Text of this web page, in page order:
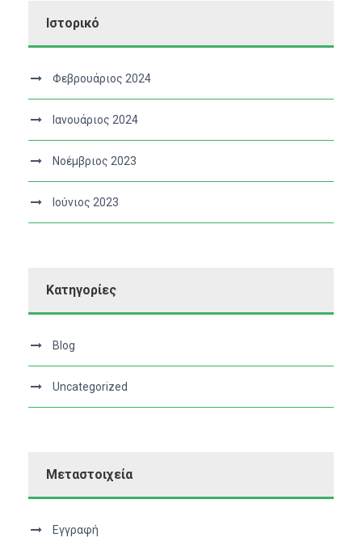
Ιστορικό
Φεβρουάριος 2024
Ιανουάριος 2024
Νοέμβριος 2023
Ιούνιος 2023
Kατηγορίες
Blog
Uncategorized
Μεταστοιχεία
Εγγραφή